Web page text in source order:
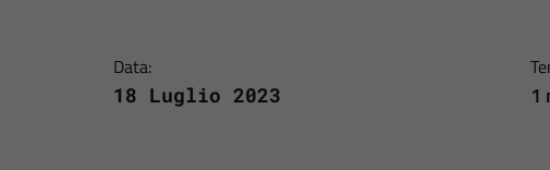
Data:
18 Luglio 2023
1